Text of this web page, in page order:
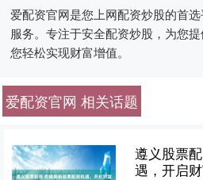
爱配资官网是您上网配资炒股的首
服务。专注于安全配资炒股，为您
您轻松实现财富增值。
爱配资官网 相关话题
遵义股票
遇，开启